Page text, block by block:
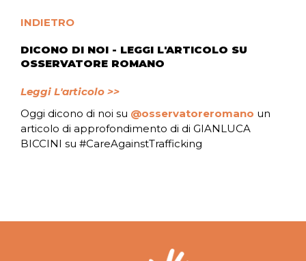
INDIETRO
DICONO DI NOI - LEGGI L'ARTICOLO SU
OSSERVATORE ROMANO
Leggi L'articolo >>
Oggi dicono di noi su @osservatoreromano un
articolo di approfondimento di di GIANLUCA
BICCINI su #CareAgainstTrafficking